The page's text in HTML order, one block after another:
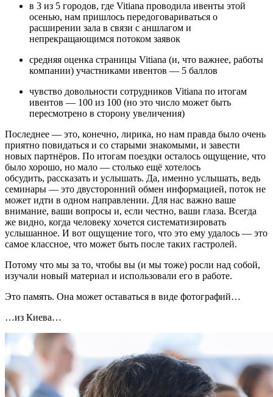
в 3 из 5 городов, где Vitiana проводила ивенты этой
осенью, нам пришлось передоговариваться о
расширении зала в связи с аншлагом и
непрекращающимся потоком заявок
средняя оценка страницы Vitiana (и, что важнее, работы
компании) участниками ивентов — 5 баллов
чувство довольности сотрудников Vitiana по итогам
ивентов — 100 из 100 (но это число может быть
пересмотрено в сторону увеличения)
Последнее — это, конечно, лирика, но нам правда было очень
приятно повидаться и со старыми знакомыми, и завести
новых партнёров. По итогам поездки осталось ощущение, что
было хорошо, но мало — столько ещё хотелось
обсудить, рассказать и услышать. Да, именно услышать, ведь
семинары — это двусторонний обмен информацией, поток не
может идти в одном направлении. Для нас важно ваше
внимание, ваши вопросы и, если честно, ваши глаза. Всегда
же видно, когда человеку хочется систематизировать
услышанное. И вот ощущение того, что это ему удалось — это
самое классное, что может быть после таких гастролей.
Потому что мы за то, чтобы вы (и мы тоже) росли над собой,
изучали новый материал и использовали его в работе.
Это память. Она может оставаться в виде фотографий…
…из Киева…